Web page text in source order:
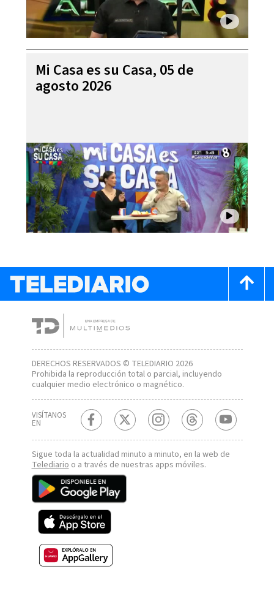
Mi Casa es su Casa, 05 de
agosto 2026
DERECHOS RESERVADOS © TELEDIARIO 2026
Prohibida la reproducción total o parcial, incluyendo
cualquier medio electrónico o magnético.
VISÍTANOS
EN
Sigue toda la actualidad minuto a minuto, en la web de
Telediario o a través de nuestras apps móviles.